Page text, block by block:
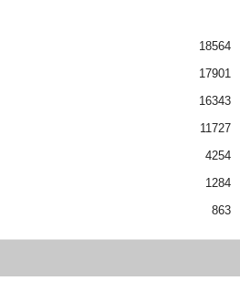
18564
17901
16343
11727
4254
1284
863